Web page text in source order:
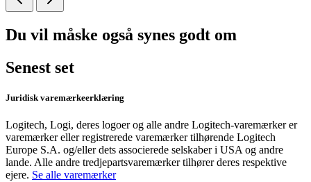
Du vil måske også synes godt om
Senest set
Juridisk varemærkeerklæring
Logitech, Logi, deres logoer og alle andre Logitech-varemærker er
varemærker eller registrerede varemærker tilhørende Logitech
Europe S.A. og/eller dets associerede selskaber i USA og andre
lande. Alle andre tredjepartsvaremærker tilhører deres respektive
ejere. Se alle varemærker